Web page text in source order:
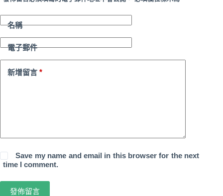
名稱
電子郵件
新增留言 *
Save my name and email in this browser for the next
time I comment.
發佈留言